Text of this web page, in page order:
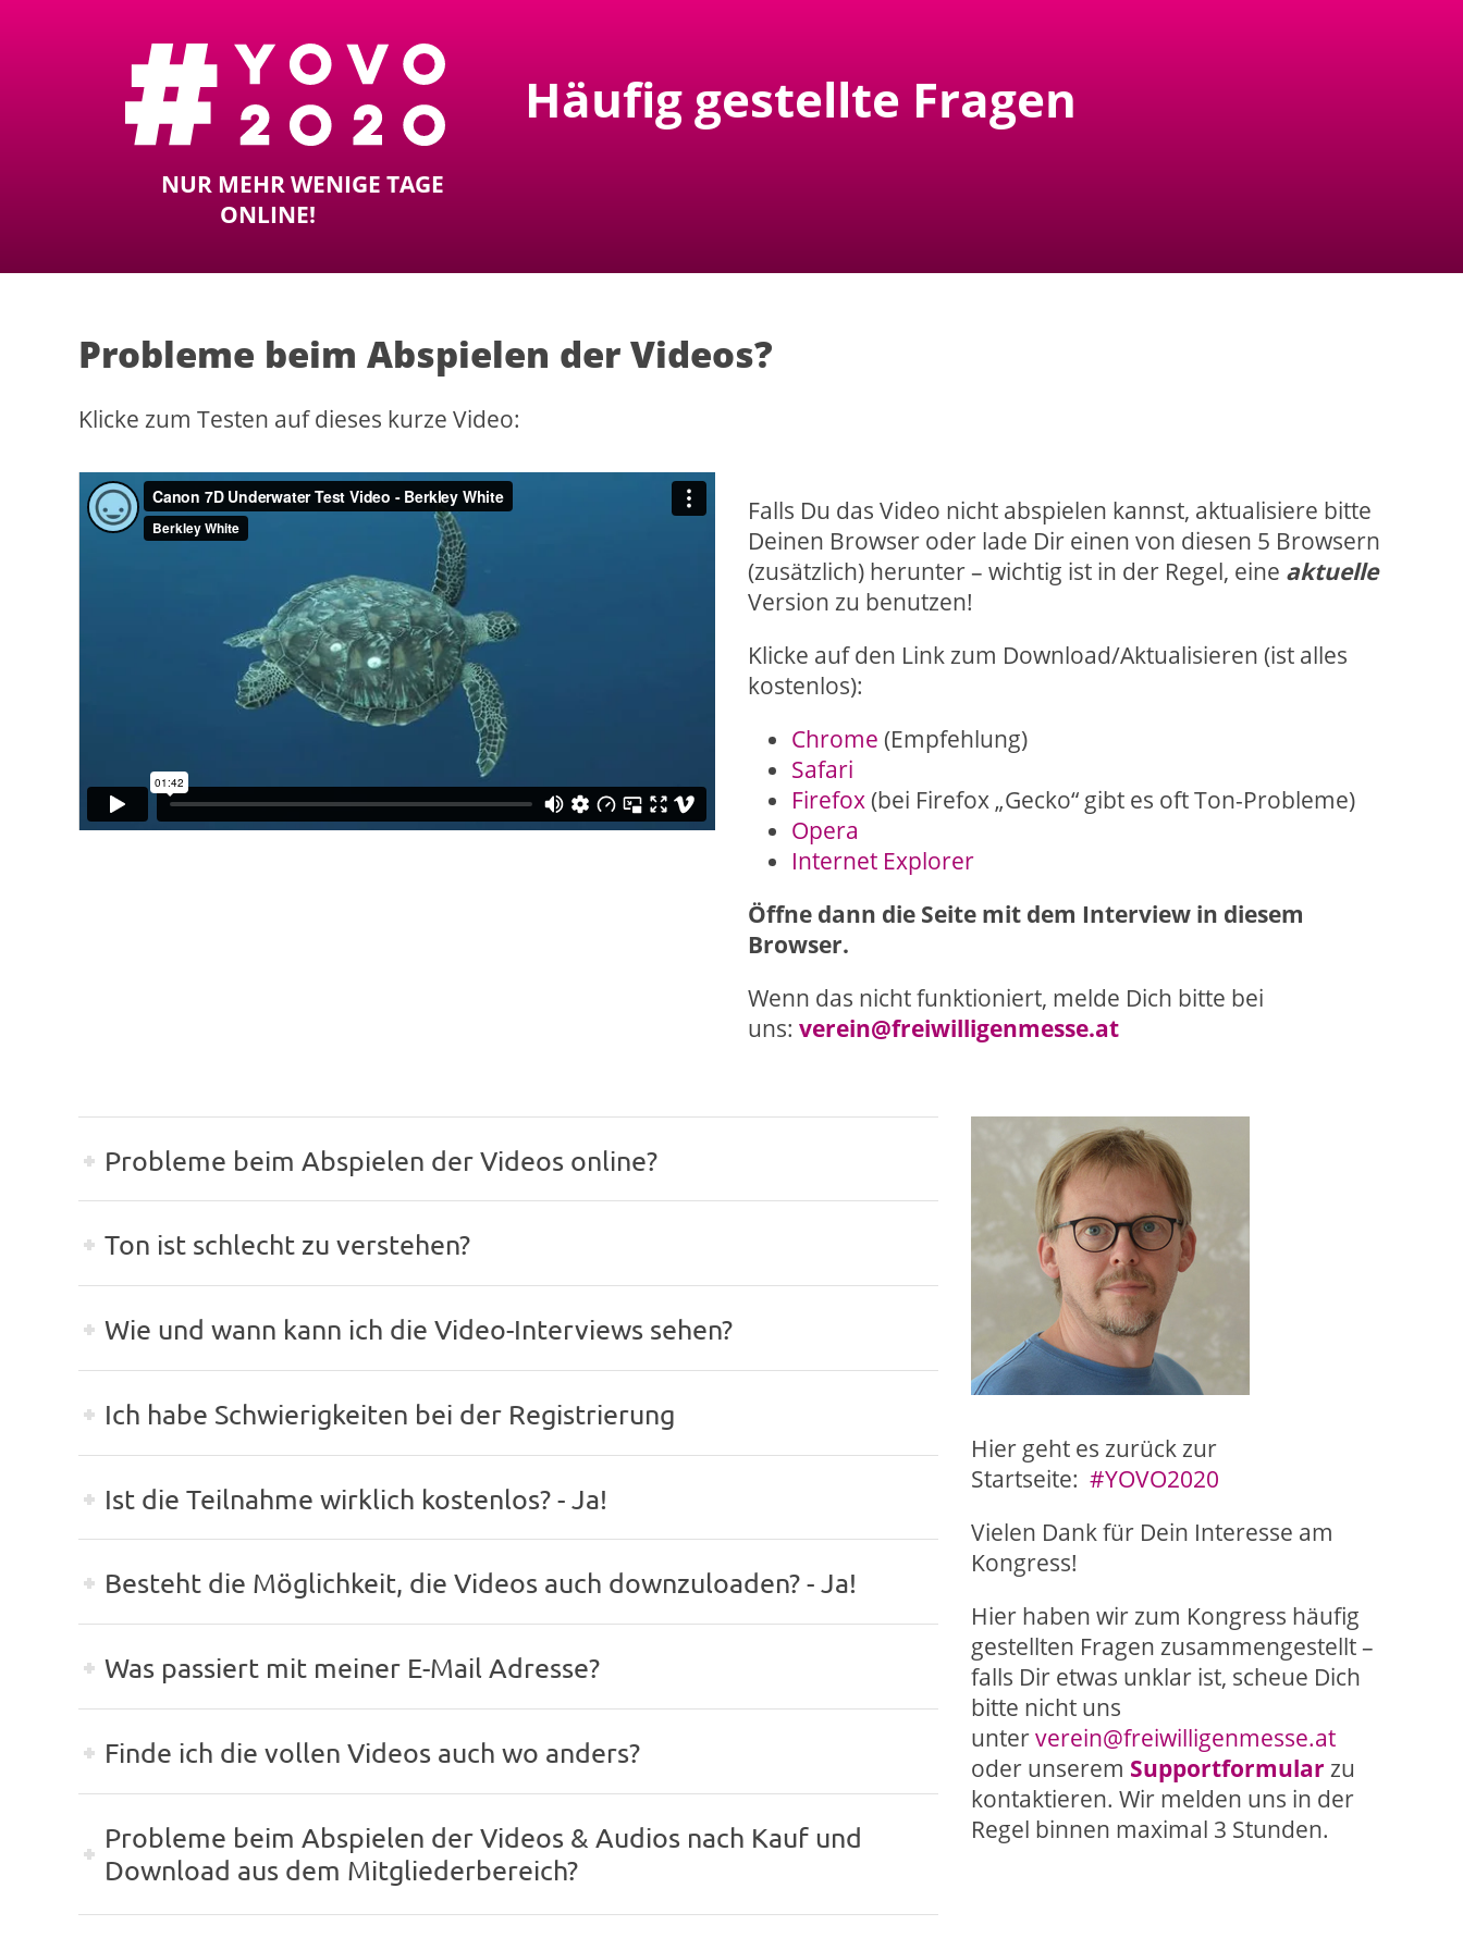
NUR MEHR WENIGE TAGE
ONLINE!
Häufig gestellte Fragen
Probleme beim Abspielen der Videos?
Klicke zum Testen auf dieses kurze Video:
Falls Du das Video nicht abspielen kannst, aktualisiere bitte
Deinen Browser oder lade Dir einen von diesen 5 Browsern
(zusätzlich) herunter – wichtig ist in der Regel, eine aktuelle
Version zu benutzen!
Klicke auf den Link zum Download/Aktualisieren (ist alles
kostenlos):
Chrome (Empfehlung)
Safari
Firefox (bei Firefox „Gecko“ gibt es oft Ton-Probleme)
Opera
Internet Explorer
Öffne dann die Seite mit dem Interview in diesem
Browser.
Wenn das nicht funktioniert, melde Dich bitte bei
uns: verein@freiwilligenmesse.at
Probleme beim Abspielen der Videos online?
Ton ist schlecht zu verstehen?
Wie und wann kann ich die Video-Interviews sehen?
Ich habe Schwierigkeiten bei der Registrierung
Ist die Teilnahme wirklich kostenlos? - Ja!
Besteht die Möglichkeit, die Videos auch downzuloaden? - Ja!
Was passiert mit meiner E-Mail Adresse?
Finde ich die vollen Videos auch wo anders?
Probleme beim Abspielen der Videos & Audios nach Kauf und
Download aus dem Mitgliederbereich?
Hier geht es zurück zur
Startseite: #YOVO2020
Vielen Dank für Dein Interesse am
Kongress!
Hier haben wir zum Kongress häufig
gestellten Fragen zusammengestellt –
falls Dir etwas unklar ist, scheue Dich
bitte nicht uns
unterverein@freiwilligenmesse.at
oder unserem Supportformular zu
kontaktieren. Wir melden uns in der
Regel binnen maximal 3 Stunden.